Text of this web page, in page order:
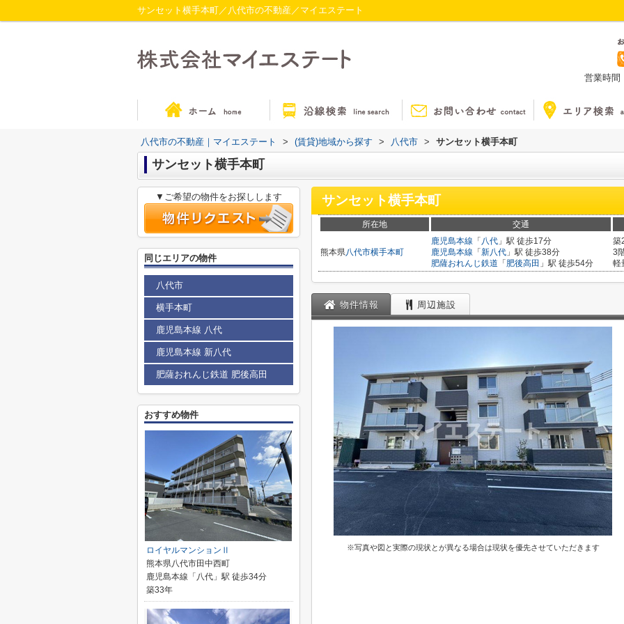
サンセット横手本町／八代市の不動産／マイエステート
営業時間
八代市の不動産｜マイエステート > (賃貸)地域から探す > 八代市 > サンセット横手本町
サンセット横手本町
サンセット横手本町
所在地 交通
熊本県八代市横手本町
鹿児島本線 「 八代 」駅 徒歩17分
鹿児島本線 「 新八代 」駅 徒歩38分
肥薩おれんじ鉄道 「 肥後高田 」駅 徒歩54分
築
3
軽
物件情報 周辺施設
※写真や図と実際の現状とが異なる場合は現状を優先させていただきます
▼ご希望の物件をお探しします
同じエリアの物件
八代市
横手本町
鹿児島本線 八代
鹿児島本線 新八代
肥薩おれんじ鉄道 肥後高田
おすすめ物件
ロイヤルマンションⅡ
熊本県八代市田中西町
鹿児島本線「八代」駅 徒歩34分
築33年